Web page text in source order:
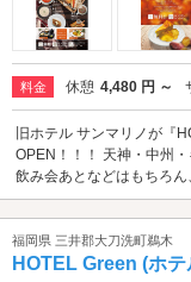
料金 休憩 4,480 円 ～
旧ホテル サンマリノが『
OPEN！！！ 天神・中州
飲み会あとなどはもちろん
福岡県 三井郡大刀洗町鵜木
HOTEL Green (ホ